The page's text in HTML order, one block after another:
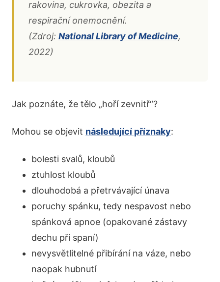
rakovina, cukrovka, obezita a
respirační onemocnění.
(Zdroj: National Library of Medicine,
2022)
Jak poznáte, že tělo „hoří zevnitř“?
Mohou se objevit následující příznaky:
bolesti svalů, kloubů
ztuhlost kloubů
dlouhodobá a přetrvávající únava
poruchy spánku, tedy nespavost nebo
spánková apnoe (opakované zástavy
dechu při spaní)
nevysvětlitelné přibírání na váze, nebo
naopak hubnutí